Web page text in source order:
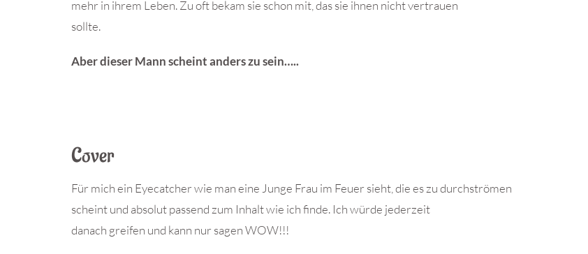
mehr in ihrem Leben. Zu oft bekam sie schon mit, das sie ihnen nicht vertrauen
sollte.
Aber dieser Mann scheint anders zu sein…..
Cover
Für mich ein Eyecatcher wie man eine Junge Frau im Feuer sieht, die es zu durchströmen
scheint und absolut passend zum Inhalt wie ich finde. Ich würde jederzeit
danach greifen und kann nur sagen WOW!!!